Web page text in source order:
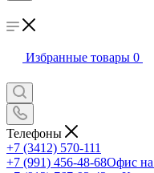
Избранные товары 0
Телефоны
+7 (3412) 570-111
+7 (991) 456-48-68Офис на